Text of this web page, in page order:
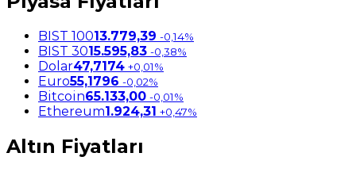
BIST 10013.779,39 -0,14%
BIST 3015.595,83 -0,38%
Dolar47,7174 +0,01%
Euro55,1796 -0,02%
Bitcoin65.133,00 -0,01%
Ethereum1.924,31 +0,47%
Altın Fiyatları